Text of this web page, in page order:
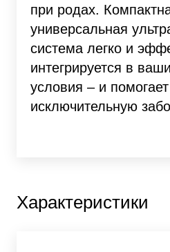
при родах.
универсальная
система легко и
интегрируется в
условия – и
исключительную
Характеристики